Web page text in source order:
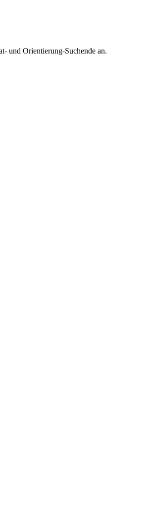
und Orientierung-Suchende an.